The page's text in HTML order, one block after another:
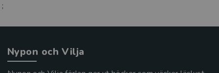
;
Nypon och Vilja